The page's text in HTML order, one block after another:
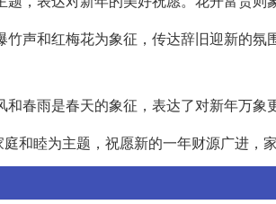
声和红梅花为象征，传达辞旧迎新的
春雨是春天的象征，表达了对新年万象
和睦为主题，祝愿新的一年财源广进，家